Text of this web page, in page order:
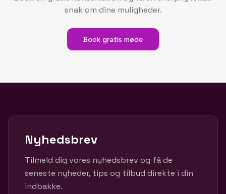
snak om dine muligheder.
Book gratis møde
Nyhedsbrev
Tilmeld dig vores nyhedsbrev og få de
seneste nyheder, tips og tilbud direkte i din
indbakke.